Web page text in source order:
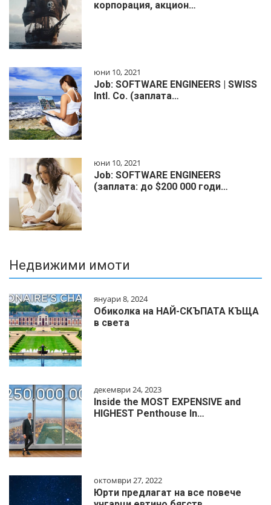
корпорация, акцион…
юни 10, 2021
Job: SOFTWARE ENGINEERS | SWISS
Intl. Co. (заплата…
юни 10, 2021
Job: SOFTWARE ENGINEERS
(заплата: до $200 000 годи…
Недвижими имоти
януари 8, 2024
Обиколка на НАЙ-СКЪПАТА КЪЩА
в света
декември 24, 2023
Inside the MOST EXPENSIVE and
HIGHEST Penthouse In…
октомври 27, 2022
Юрти предлагат на все повече